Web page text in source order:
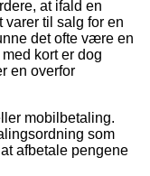
at ifald en
varer til salg for en
det ofte være en
kort er dog
en overfor
mobilbetaling.
som
afbetale pengene